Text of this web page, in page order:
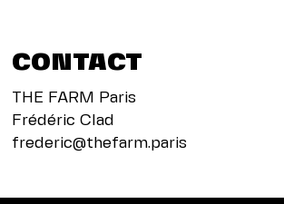
CONTACT
THE FARM Paris
Frédéric Clad
frederic@thefarm.paris